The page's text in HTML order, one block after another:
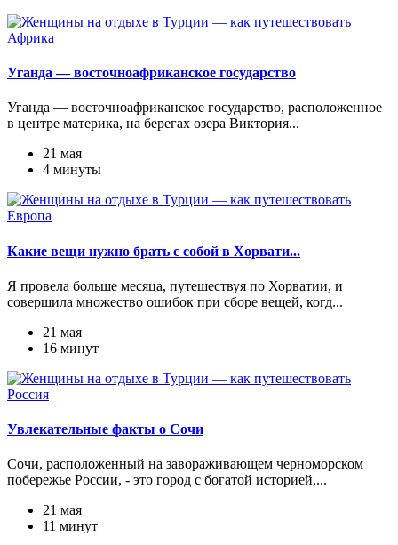
Африка
Уганда — восточноафриканское государство
Уганда — восточноафриканское государство, расположенное
в центре материка, на берегах озера Виктория...
21 мая
4 минуты
Европа
Какие вещи нужно брать с собой в Хорвати...
Я провела больше месяца, путешествуя по Хорватии, и
совершила множество ошибок при сборе вещей, когд...
21 мая
16 минут
Россия
Увлекательные факты о Сочи
Сочи, расположенный на завораживающем черноморском
побережье России, - это город с богатой историей,...
21 мая
11 минут